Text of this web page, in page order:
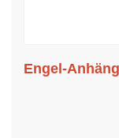
Engel-